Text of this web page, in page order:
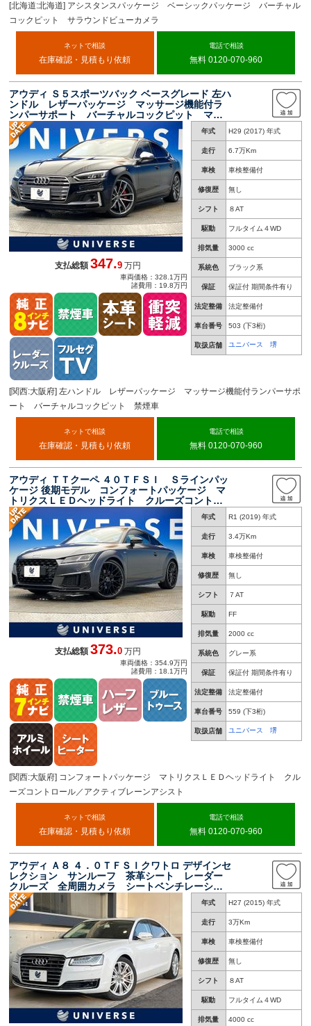
[北海道:北海道] アシスタンスパッケージ ベーシックパッケージ バーチャル
コックピット サラウンドビューカメラ
ネットで相談
在庫確認・見積もり依頼
電話で相談
無料 0120-070-960
アウディ Ｓ５スポーツバック ベースグレード 左ハ
ンドル レザーパッケージ マッサージ機能付ラ
ンパーサポート バーチャルコックピット マト
リクスＬＥＤヘッドライト アダプティブクルー
ズコントロール 前席シートヒーター 前席パワ
ーシート 禁煙車
年式 H29 (2017) 年式
走行 6.7万Km
車検 車検整備付
修復歴 無し
シフト ８AT
駆動 フルタイム４WD
排気量 3000 cc
系統色 ブラック系
保証 保証付 期間条件有り
法定整備 法定整備付
車台番号 503 (下3桁)
取扱店舗 ユニバース 堺
支払総額347.9 万円
車両価格：328.1万円
諸費用：19.8万円
[関西:大阪府] 左ハンドル レザーパッケージ マッサージ機能付ランパーサポ
ート バーチャルコックピット 禁煙車
ネットで相談
在庫確認・見積もり依頼
電話で相談
無料 0120-070-960
アウディ ＴＴクーペ ４０ＴＦＳＩ Ｓラインパッ
ケージ 後期モデル コンフォートパッケージ マ
トリクスＬＥＤヘッドライト クルーズコントロ
ール／アクティブレーンアシスト 純正２０イン
チアルミ ハーフレザーシート 前席パワーシー
ト ワンオーナー 禁煙車
年式 R1 (2019) 年式
走行 3.4万Km
車検 車検整備付
修復歴 無し
シフト ７AT
駆動 FF
排気量 2000 cc
系統色 グレー系
保証 保証付 期間条件有り
法定整備 法定整備付
車台番号 559 (下3桁)
取扱店舗 ユニバース 堺
支払総額373.0 万円
車両価格：354.9万円
諸費用：18.1万円
[関西:大阪府] コンフォートパッケージ マトリクスＬＥＤヘッドライト クル
ーズコントロール／アクティブレーンアシスト
ネットで相談
在庫確認・見積もり依頼
電話で相談
無料 0120-070-960
アウディ Ａ８ ４．０ＴＦＳＩクワトロ デザインセ
レクション サンルーフ 茶革シート レーダー
クルーズ 全周囲カメラ シートベンチレーショ
ン 全席シートヒーター メモリー付パワーシー
ト ＢＯＳＥサウンド 純正ナビ ブラインドス
ポット 禁煙車
年式 H27 (2015) 年式
走行 3万Km
車検 車検整備付
修復歴 無し
シフト ８AT
駆動 フルタイム４WD
排気量 4000 cc